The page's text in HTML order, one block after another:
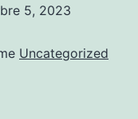
5, 2023
Uncategorized